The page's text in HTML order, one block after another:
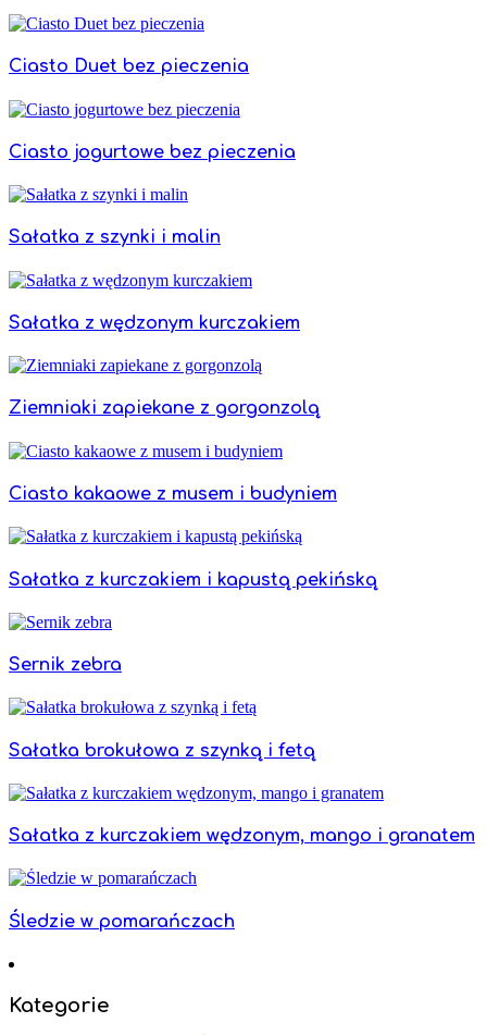
Ciasto Duet bez pieczenia
Ciasto jogurtowe bez pieczenia
Sałatka z szynki i malin
Sałatka z wędzonym kurczakiem
Ziemniaki zapiekane z gorgonzolą
Ciasto kakaowe z musem i budyniem
Sałatka z kurczakiem i kapustą pekińską
Sernik zebra
Sałatka brokułowa z szynką i fetą
Sałatka z kurczakiem wędzonym, mango i granatem
Śledzie w pomarańczach
Kategorie